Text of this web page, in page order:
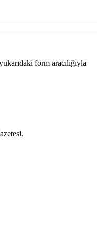
form aracılığıyla